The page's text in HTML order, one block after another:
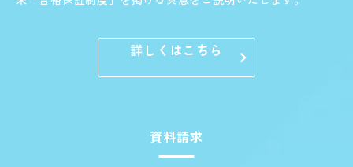
詳しくはこちら
資料請求